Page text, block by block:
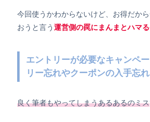
今回使うかわからないけど、お得だか
おうと言う 運営側の罠にまんまとハマる
エントリーが必要なキャンペ
リー忘れやクーポンの入手忘れ
良く筆者もやってしまうあるあるのミス